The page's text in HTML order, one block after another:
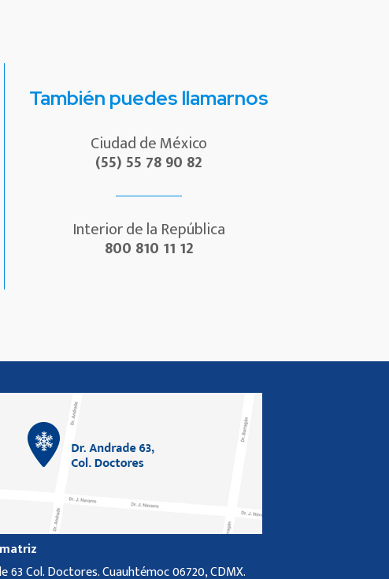
También puedes llamarnos
Ciudad de México
(55) 55 78 90 82
Interior de la República
800 810 11 12
63 Col. Doctores. Cuauhtémoc 06720, CDMX.